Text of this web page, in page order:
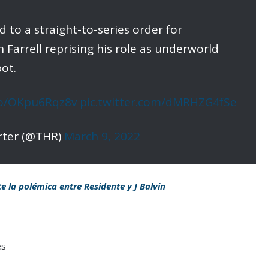
to a straight-to-series order for
Farrell reprising his role as underworld
OKpu6Rqz8v pic.twitter.com/dMRHZG4fSe
(@THR) March 9, 2022
la polémica entre Residente y J Balvin